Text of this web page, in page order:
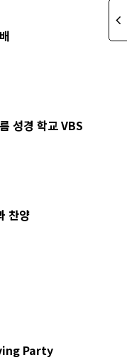
성경 학교 VBS
찬양
Party